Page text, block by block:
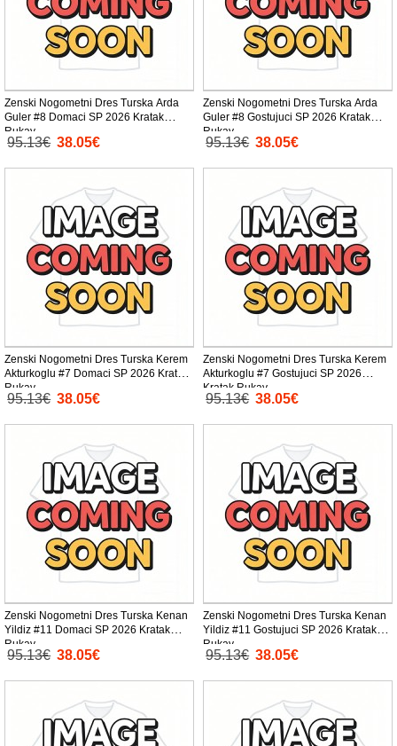
Zenski Nogometni Dres Turska Arda
Guler #8 Domaci SP 2026 Kratak
Rukav
95.13€ 38.05€
Zenski Nogometni Dres Turska Arda
Guler #8 Gostujuci SP 2026 Kratak
Rukav
95.13€ 38.05€
Zenski Nogometni Dres Turska Kerem
Akturkoglu #7 Domaci SP 2026 Kratak
Rukav
95.13€ 38.05€
Zenski Nogometni Dres Turska Kerem
Akturkoglu #7 Gostujuci SP 2026
Kratak Rukav
95.13€ 38.05€
Zenski Nogometni Dres Turska Kenan
Yildiz #11 Domaci SP 2026 Kratak
Rukav
95.13€ 38.05€
Zenski Nogometni Dres Turska Kenan
Yildiz #11 Gostujuci SP 2026 Kratak
Rukav
95.13€ 38.05€